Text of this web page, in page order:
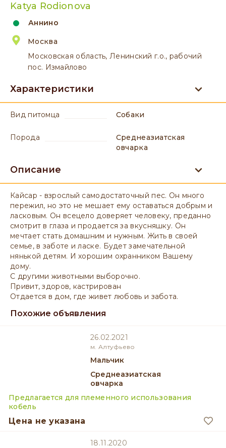
Katya Rodionova
Аннино
Москва
Московская область, Ленинский г.о., рабочий
пос. Измайлово
Характеристики
вид питомца Собаки
порода
Среднеазиатская
овчарка
Описание
Кайсар - взрослый самодостаточный пес. Он много
пережил, но это не мешает ему оставаться добрым и
ласковым. Он всецело доверяет человеку, преданно
смотрит в глаза и продается за вкусняшку. Он
мечтает стать домашним и нужным. Жить в своей
семье, в заботе и ласке. Будет замечательной
нянькой детям. И хорошим охранником Вашему
дому.
С другими животными выборочно.
Привит, здоров, кастрирован
Отдается в дом, где живет любовь и забота.
Похожие объявления
26.02.2021
м. Алтуфьево
мальчик
Среднеазиатская
овчарка
Предлагается для племенного использования
кобель
Цена не указана
18.11.2020